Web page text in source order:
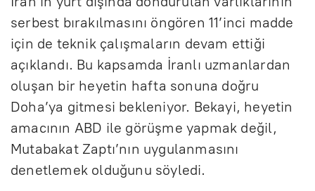
serbest bırakılmasını öngören 11’inci madde
için de teknik çalışmaların devam ettiği
açıklandı. Bu kapsamda İranlı uzmanlardan
oluşan bir heyetin hafta sonuna doğru
Doha’ya gitmesi bekleniyor. Bekayi, heyetin
amacının ABD ile görüşme yapmak değil,
Mutabakat Zaptı’nın uygulanmasını
denetlemek olduğunu söyledi.